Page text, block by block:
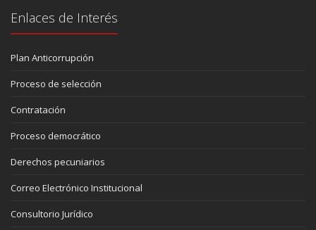
Enlaces de Interés
Plan Anticorrupción
Proceso de selección
Contratación
Proceso democrático
Derechos pecuniarios
Correo Electrónico Institucional
Consultorio Jurídico